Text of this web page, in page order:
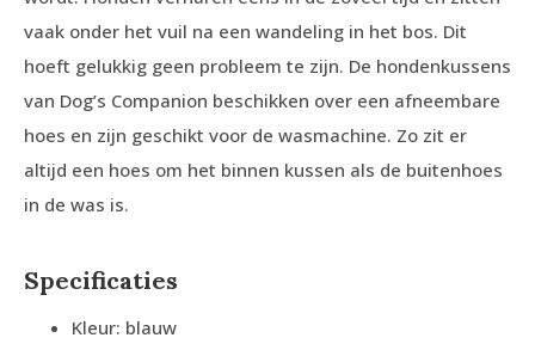
vaak onder het vuil na een wandeling in het bos. Dit
hoeft gelukkig geen probleem te zijn. De hondenkussens
van Dog’s Companion beschikken over een afneembare
hoes en zijn geschikt voor de wasmachine. Zo zit er
altijd een hoes om het binnen kussen als de buitenhoes
in de was is.
Specificaties
Kleur: blauw